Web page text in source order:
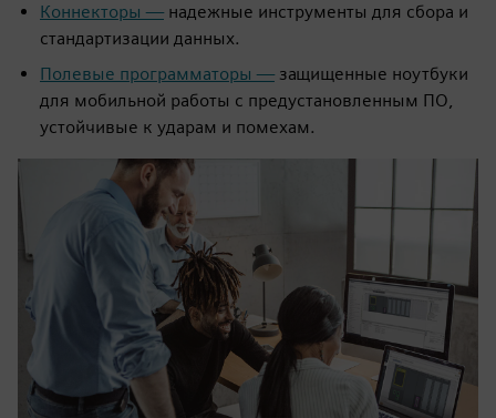
Коннекторы — надежные инструменты для сбора и
стандартизации данных.
Полевые программаторы — защищенные ноутбуки
для мобильной работы с предустановленным ПО,
устойчивые к ударам и помехам.